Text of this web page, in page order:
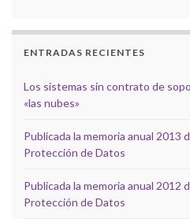
ENTRADAS RECIENTES
Los sistemas sin contrato de
«las nubes»
Publicada la memoria anual 2013
Protección de Datos
Publicada la memoria anual 2012
Protección de Datos